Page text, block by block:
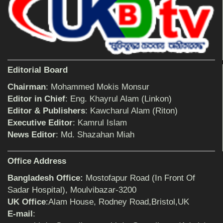
শিক্ষিকার ওপর হামলাকারীদের গ্রেফতারের দাবিতে
মানববন্ধন অনুষ্ঠিত
সোমবার
ঠাকুরগাঁওয়ে শিশু ধর্ষকের যাবজ্জীবন কারাদণ্ড
সহায়তা প্রদান অনুষ্ঠিত
Editorial Board
Chairman: Mohammed Mokis Monsur
Editor in Chief: Eng. Khayrul Alam (Linkon)
Editor & Publishers: Kawcharul Alam (Riton)
Executive Editor: Kamrul Islam
News Editor: Md. Shazahan Miah
Office Address
Bangladesh Office: Mostofapur Road (In Front Of
Sadar Hospital), Moulvibazar-3200
UK Office:Alam House, Rodney Road,Bristol,UK
E-mail :